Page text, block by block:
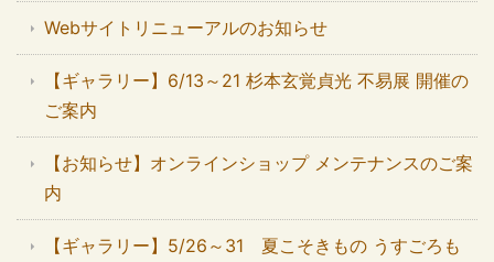
Webサイトリニューアルのお知らせ
【ギャラリー】6/13～21 杉本玄覚貞光 不易展 開催の
ご案内
【お知らせ】オンラインショップ メンテナンスのご案
内
【ギャラリー】5/26～31 夏こそきもの うすごろも